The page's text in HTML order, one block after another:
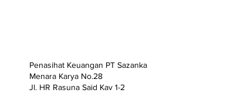
Penasihat Keuangan PT Sazanka
Menara Karya No.28
Jl. HR Rasuna Said Kav 1-2